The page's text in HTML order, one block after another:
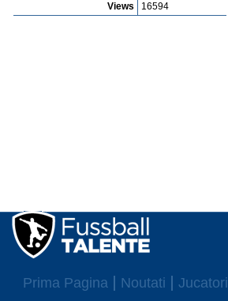
Views
16594
Prima Pagina Noutati Jucatori